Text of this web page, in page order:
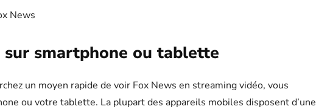
News
smartphone ou tablette
un moyen rapide de voir Fox News en streaming vidéo, vous
ou votre tablette. La plupart des appareils mobiles disposent d’une